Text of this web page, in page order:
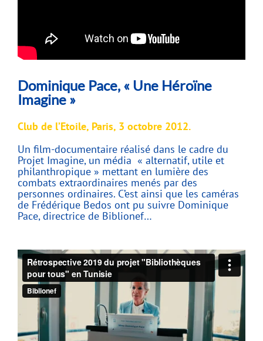
Dominique Pace, « Une Héroïne
Imagine »
Club de l’Etoile, Paris, 3 octobre 2012.
Un film-documentaire réalisé dans le cadre du
Projet Imagine, un média « alternatif, utile et
philanthropique » mettant en lumière des
combats extraordinaires menés par des
personnes ordinaires. C’est ainsi que les caméras
de Frédérique Bedos ont pu suivre Dominique
Pace, directrice de Biblionef…